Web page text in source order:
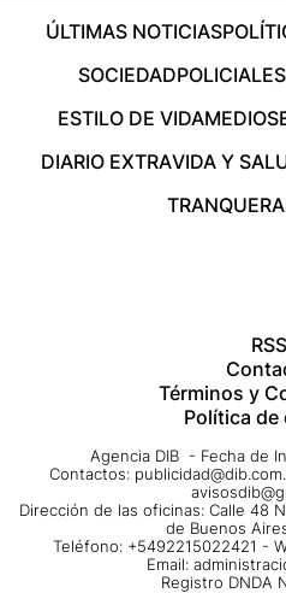
ÚLTIMAS NOTICIAS
SOCIEDADPOLICIALES
ESTILO DE VIDAMEDIOS
DIARIO EXTRAVIDA Y
TRANQUERA
RSS
Términos y
Política de
Agencia DIB - Fecha de
Contactos:
Dirección de las oficinas: Calle 48
de Buenos
Teléfono: +5492215022421 -
Email:
Registro DNDA